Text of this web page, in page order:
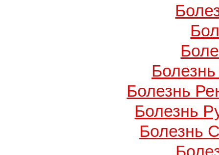
Болезнь
Болезнь
Болезнь